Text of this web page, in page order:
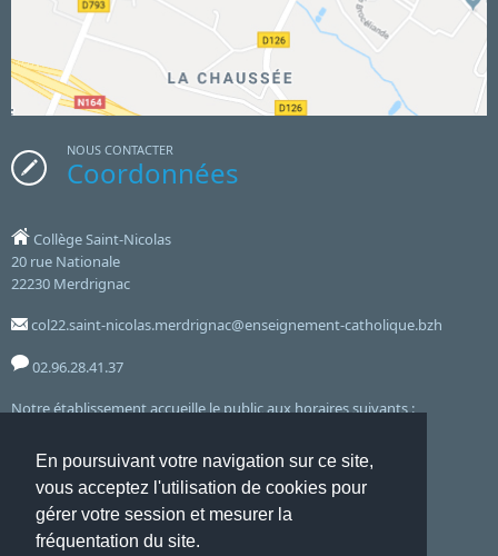
En poursuivant votre navigation sur ce site,
vous acceptez l'utilisation de cookies pour
gérer votre session et mesurer la
fréquentation du site.
NOUS CONTACTER
Coordonnées
Collège Saint-Nicolas
20 rue Nationale
22230 Merdrignac
col22.saint-nicolas.merdrignac@enseignement-catholique.bzh
02.96.28.41.37
Notre établissement accueille le public aux horaires suivants :
7h45 12h30 - 13h45 17h00 - Lundi, Mardi, Jeudi, Vendredi
et le mercredi de 7h45 à 12h30